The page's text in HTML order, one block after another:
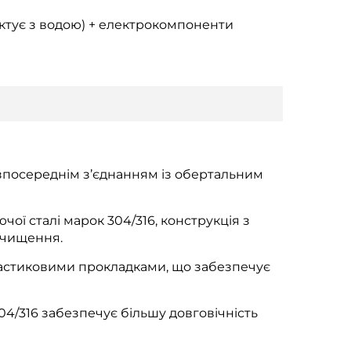
з водою) + електрокомпоненти
з’єднанням із обертальним
сталі марок 304/316, конструкція з
прокладками, що забезпечує
316 забезпечує більшу довговічність